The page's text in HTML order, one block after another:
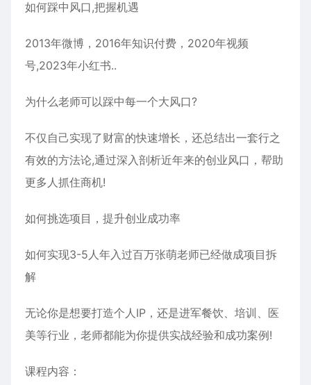
如何踩中风口,把握机遇
2013年微博，2016年知识付费，2020年视频
号,2023年小红书..
为什么老师可以踩中每一个大风口?
不仅自己实现了财富的快速增长，还总结出一套行之
有效的方法论,通过深入剖析近年来的创业风口，帮助
更多人抓住商机!
如何挑选项目，提升创业成功率
如何实现3-5人年入过百万张萌老师已经做成项目拆
解
无论你是想要打造个人IP，还是进军餐饮、培训、医
美等行业，老师都能为你提供实战经验和成功案例!
课程内容：